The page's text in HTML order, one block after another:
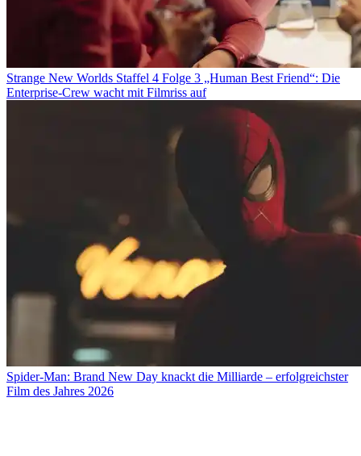
Strange New Worlds Staffel 4 Folge 3 „Human Best Friend“: Die
Enterprise-Crew wacht mit Filmriss auf
Spider-Man: Brand New Day knackt die Milliarde – erfolgreichster
Film des Jahres 2026